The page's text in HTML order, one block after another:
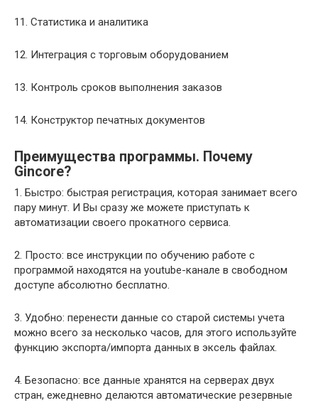
11. Статистика и аналитика
12. Интеграция с торговым оборудованием
13. Контроль сроков выполнения заказов
14. Конструктор печатных документов
Преимущества программы. Почему
Gincore?
1. Быстро: быстрая регистрация, которая занимает всего
пару минут. И Вы сразу же можете приступать к
автоматизации своего прокатного сервиса.
2. Просто: все инструкции по обучению работе с
программой находятся на youtube-канале в свободном
доступе абсолютно бесплатно.
3. Удобно: перенести данные со старой системы учета
можно всего за несколько часов, для этого используйте
функцию экспорта/импорта данных в эксель файлах.
4. Безопасно: все данные хранятся на серверах двух
стран, ежедневно делаются автоматические резервные